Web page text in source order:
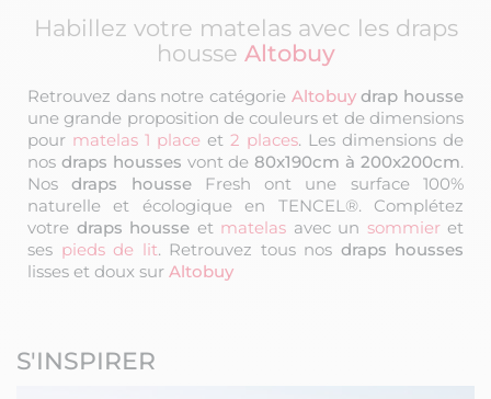
Habillez votre matelas avec les draps
housse Altobuy
Retrouvez dans notre catégorie Altobuy drap housse
une grande proposition de couleurs et de dimensions
pour matelas 1 place et 2 places. Les dimensions de
nos draps housses vont de80x190cm à 200x200cm.
Nosdraps housseFresh ont une surface 100%
naturelle et écologique en TENCEL®. Complétez
votre draps housse et matelas avec un sommieret
ses pieds de lit. Retrouvez tous nos draps housses
lisses et doux sur Altobuy
S'INSPIRER